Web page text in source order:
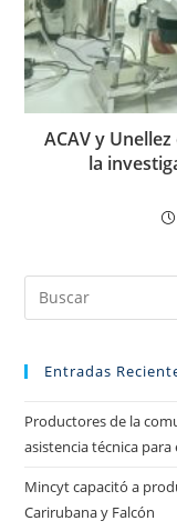
ACAV y
la
Entradas
Productores de la
asistencia técnica
Mincyt capacitó a
Carirubana y Falcón